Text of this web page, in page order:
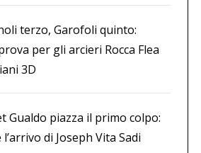
terzo, Garofoli quinto:
per gli arcieri Rocca Flea
3D
Gualdo piazza il primo colpo:
di Joseph Vita Sadi